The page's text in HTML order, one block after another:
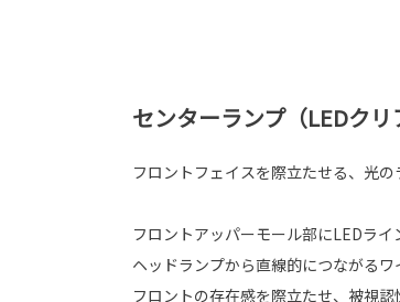
センターランプ（LEDクリ
フロントフェイスを際立たせる、光の
フロントアッパーモール部にLEDラ
ヘッドランプから直線的につながる
フロントの存在感を際立たせ、被視認